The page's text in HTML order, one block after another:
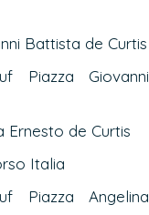
Battista de Curtis
Piazza Giovanni
Ernesto de Curtis
Italia
Piazza Angelina